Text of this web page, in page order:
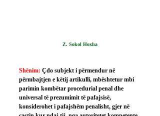
Z. Sokol Hoxha
Shënim: Çdo subjekt i përmendur në
përmbajtjen e këtij artikulli, mbështetur mbi
parimin kombëtar procedurial penal dhe
universal të prezumimit të pafajsisë,
konsiderohet i pafajshëm penalisht, gjer në